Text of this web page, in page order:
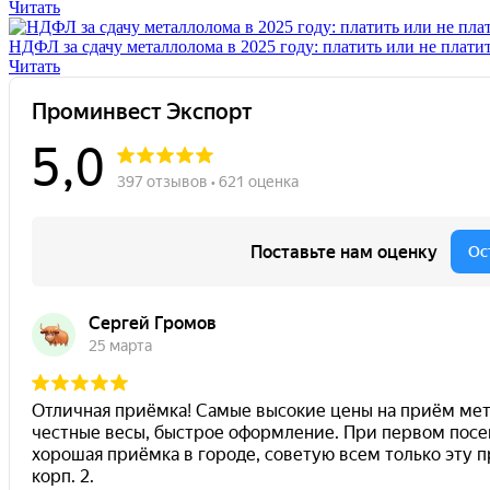
Читать
НДФЛ за сдачу металлолома в 2025 году: платить или не
Читать